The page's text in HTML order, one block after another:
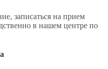
записаться на прием
в нашем центре по